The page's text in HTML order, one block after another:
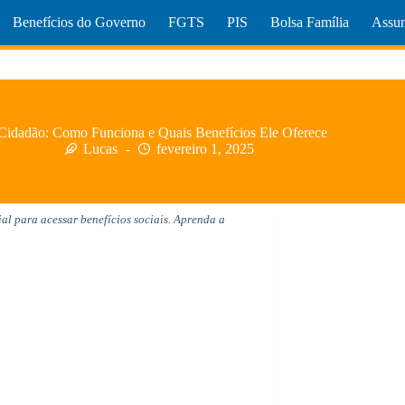
Benefícios do Governo FGTS PIS Bolsa Família
Como Funciona e Quais Benefícios Ele Oferece
Lucas
fevereiro 1, 2025
para acessar benefícios sociais. Aprenda a